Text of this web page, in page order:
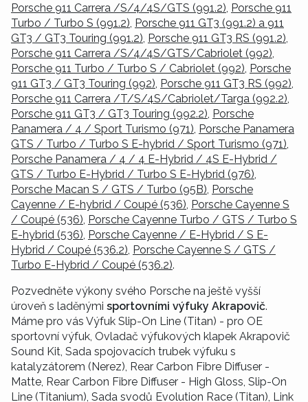
Porsche 911 Carrera /S/4/4S/GTS (991.2), Porsche 911
Turbo / Turbo S (991.2), Porsche 911 GT3 (991.2) a 911
GT3 / GT3 Touring (991.2), Porsche 911 GT3 RS (991.2),
Porsche 911 Carrera /S/4/4S/GTS/Cabriolet (992),
Porsche 911 Turbo / Turbo S / Cabriolet (992), Porsche
911 GT3 / GT3 Touring (992), Porsche 911 GT3 RS (992),
Porsche 911 Carrera /T/S/4S/Cabriolet/Targa (992.2),
Porsche 911 GT3 / GT3 Touring (992.2), Porsche
Panamera / 4 / Sport Turismo (971), Porsche Panamera
GTS / Turbo / Turbo S E-hybrid / Sport Turismo (971),
Porsche Panamera / 4 / 4 E-Hybrid / 4S E-Hybrid /
GTS / Turbo E-Hybrid / Turbo S E-Hybrid (976),
Porsche Macan S / GTS / Turbo (95B), Porsche
Cayenne / E-hybrid / Coupé (536), Porsche Cayenne S
/ Coupé (536), Porsche Cayenne Turbo / GTS / Turbo S
E-hybrid (536), Porsche Cayenne / E-Hybrid / S E-
Hybrid / Coupé (536.2), Porsche Cayenne S / GTS /
Turbo E-Hybrid / Coupé (536.2).
Pozvedněte výkony svého Porsche na ještě vyšší
úroveň s laděnými sportovními výfuky Akrapovič.
Máme pro vás Výfuk Slip-On Line (Titan) - pro OE
sportovní výfuk, Ovladač výfukových klapek Akrapovič
Sound Kit, Sada spojovacích trubek výfuku s
katalyzátorem (Nerez), Rear Carbon Fibre Diffuser -
Matte, Rear Carbon Fibre Diffuser - High Gloss, Slip-On
Line (Titanium), Sada svodů Evolution Race (Titan), Link